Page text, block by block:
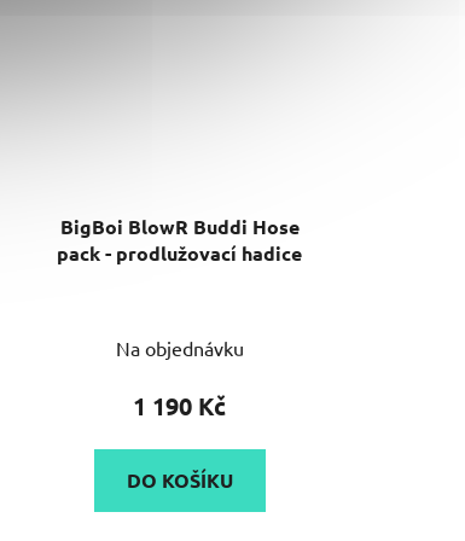
BigBoi BlowR Buddi Hose
pack - prodlužovací hadice
Na objednávku
1 190 Kč
DO KOŠÍKU